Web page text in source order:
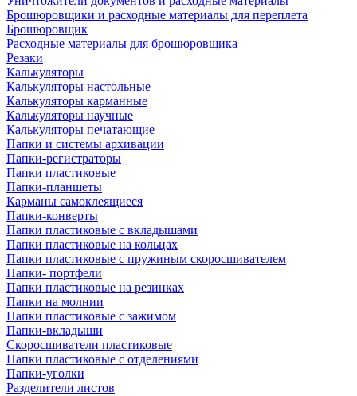
Брошюровщики и расходные материалы для переплета
Брошюровщик
Расходные материалы для брошюровщика
Резаки
Калькуляторы
Калькуляторы настольные
Калькуляторы карманные
Калькуляторы научные
Калькуляторы печатающие
Папки и системы архивации
Папки-регистраторы
Папки пластиковые
Папки-планшеты
Карманы самоклеящиеся
Папки-конверты
Папки пластиковые с вкладышами
Папки пластиковые на кольцах
Папки пластиковые с пружиным скоросшивателем
Папки- портфели
Папки пластиковые на резинках
Папки на молнии
Папки пластиковые с зажимом
Папки-вкладыши
Скоросшиватели пластиковые
Папки пластиковые с отделениями
Папки-уголки
Разделители листов